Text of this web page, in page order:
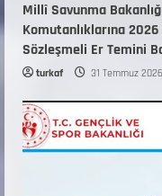
Millî Savunma
Komutanlıklarına 2026
Sözleşmeli Er Temini
turkaf 31 Temmuz 2026